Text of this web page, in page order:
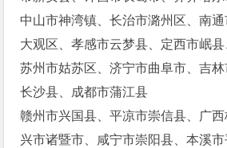
中山市神湾镇、长治市潞州区、南
大观区、孝感市云梦县、定西市岷
苏州市姑苏区、济宁市曲阜市、吉
长沙县、成都市蒲江县
赣州市兴国县、平凉市崇信县、广
兴市诸暨市、咸宁市崇阳县、本溪